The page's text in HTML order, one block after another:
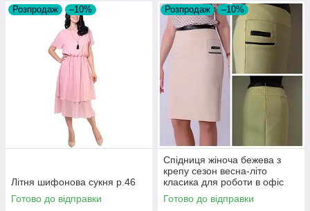
Розпродаж –10%
Літня шифонова сукня р.46
Готово до відправки
Розпродаж –10%
Спідниця жіноча бежева з
крепу сезон весна-літо
класика для роботи в офіс
Готово до відправки